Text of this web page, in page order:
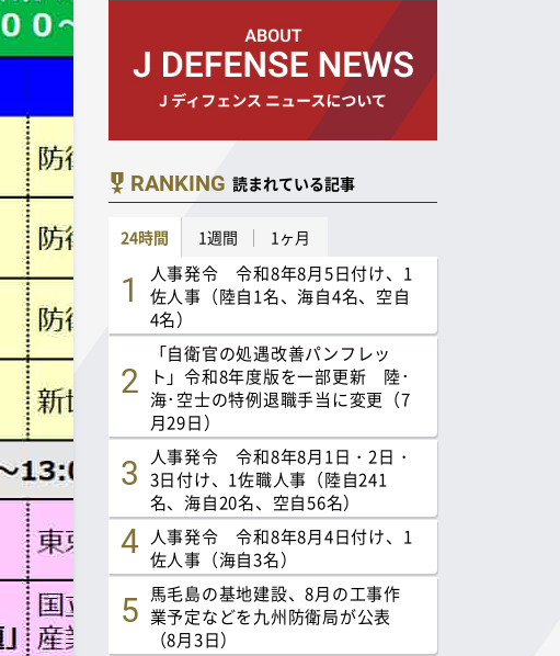
RANKING 読まれている記事
24時間 1週間 1ヶ月
人事発令 令和8年8月5日付け、1
佐人事（陸自1名、海自4名、空自
4名）
「自衛官の処遇改善パンフレッ
ト」令和8年度版を一部更新 陸･
海･空士の特例退職手当に変更（7
月29日）
人事発令 令和8年8月1日・2日・
3日付け、1佐職人事（陸自241
名、海自20名、空自56名）
人事発令 令和8年8月4日付け、1
佐人事（海自3名）
馬毛島の基地建設、8月の工事作
業予定などを九州防衛局が公表
（8月3日）